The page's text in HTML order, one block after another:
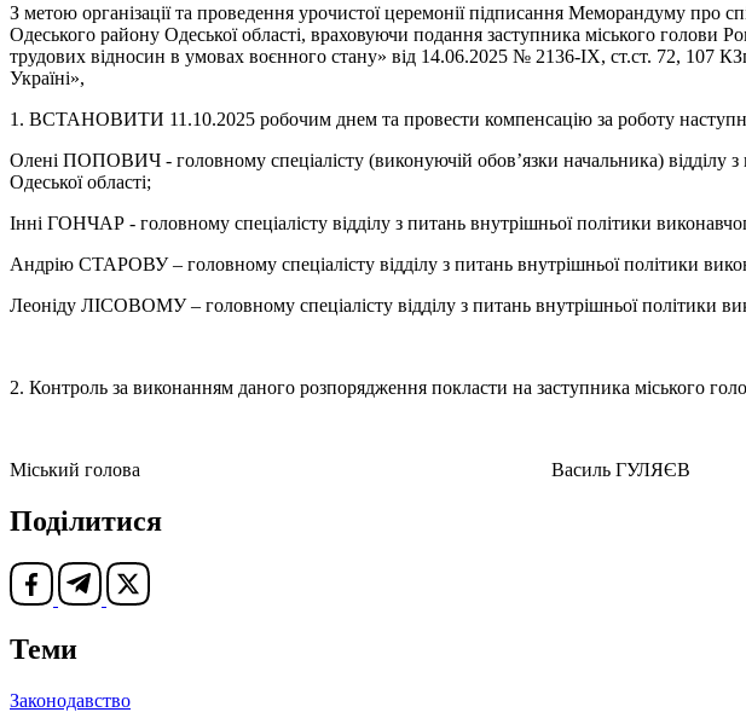
З метою організації та проведення урочистої церемонії підписання Меморандуму
Одеського району Одеської області, враховуючи подання заступника міського
трудових відносин в умовах воєнного стану» від 14.06.2025 № 2136-IX, ст.ст. 72, 107
Україні»,
1. ВСТАНОВИТИ 11.10.2025 робочим днем та провести компенсацію за роботу
Олені ПОПОВИЧ - головному спеціалісту (виконуючій обов’язки начальника) відділу з
Одеської області;
Інні ГОНЧАР - головному спеціалісту відділу з питань внутрішньої політики
Андрію СТАРОВУ – головному спеціалісту відділу з питань внутрішньої політики
Леоніду ЛІСОВОМУ – головному спеціалісту відділу з питань внутрішньої політики
2. Контроль за виконанням даного розпорядження покласти на заступника міського
Міський голова Василь ГУЛЯЄВ
Поділитися
Теми
Законодавство